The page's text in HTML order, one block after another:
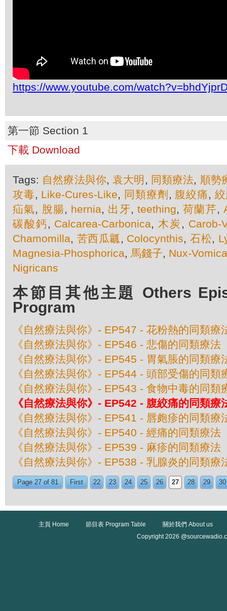
https://www.youtube.com/
第一節 Section 1
下載 Download
Tags: 自然療法與你,袁大明 , 同類療法, 順勢
攻毒, Like-Cures-Like, 同類療劑 , 腹絞痛,
疝氣, 脫腸, hernia, 出牙,teething,荷蘭芹,
碳酸鈣, Calcarea-Carbonica, 木炭 , Carob-
Chamomilla, 苦西瓜瓤, Colocynthis,石松,
Magnesia-Phosphorica, 馬錢子, Nux-Vomica
Nigricans
本節目其他主題 Others
Program
《自然療法與你》- EP547 - 花粉熱的同類療
《自然療法與你》- EP546 - 悲傷的同類療法
《自然療法與你》- EP545 - 胃氣脹的同類療
《自然療法與你》- EP544 - 頭部受傷的同類
《自然療法與你》- EP543 - 食物中毒的同類
《自然療法與你》- EP542 - 腹絞痛的同類療
《自然療法與你》- EP541 - 唇皰疹的同類療
《自然療法與你》- EP540 - 經痛的同類療法
《自然療法與你》- EP539 - 麻疹的同類療法
《自然療法與你》- EP538 - 乳腺炎的同類療
Page 27 of 81 First 22 23 24 25 26 27 28 29 30
主頁 Home 節目表 Program Table
關於我們 About us
Copyright 2026